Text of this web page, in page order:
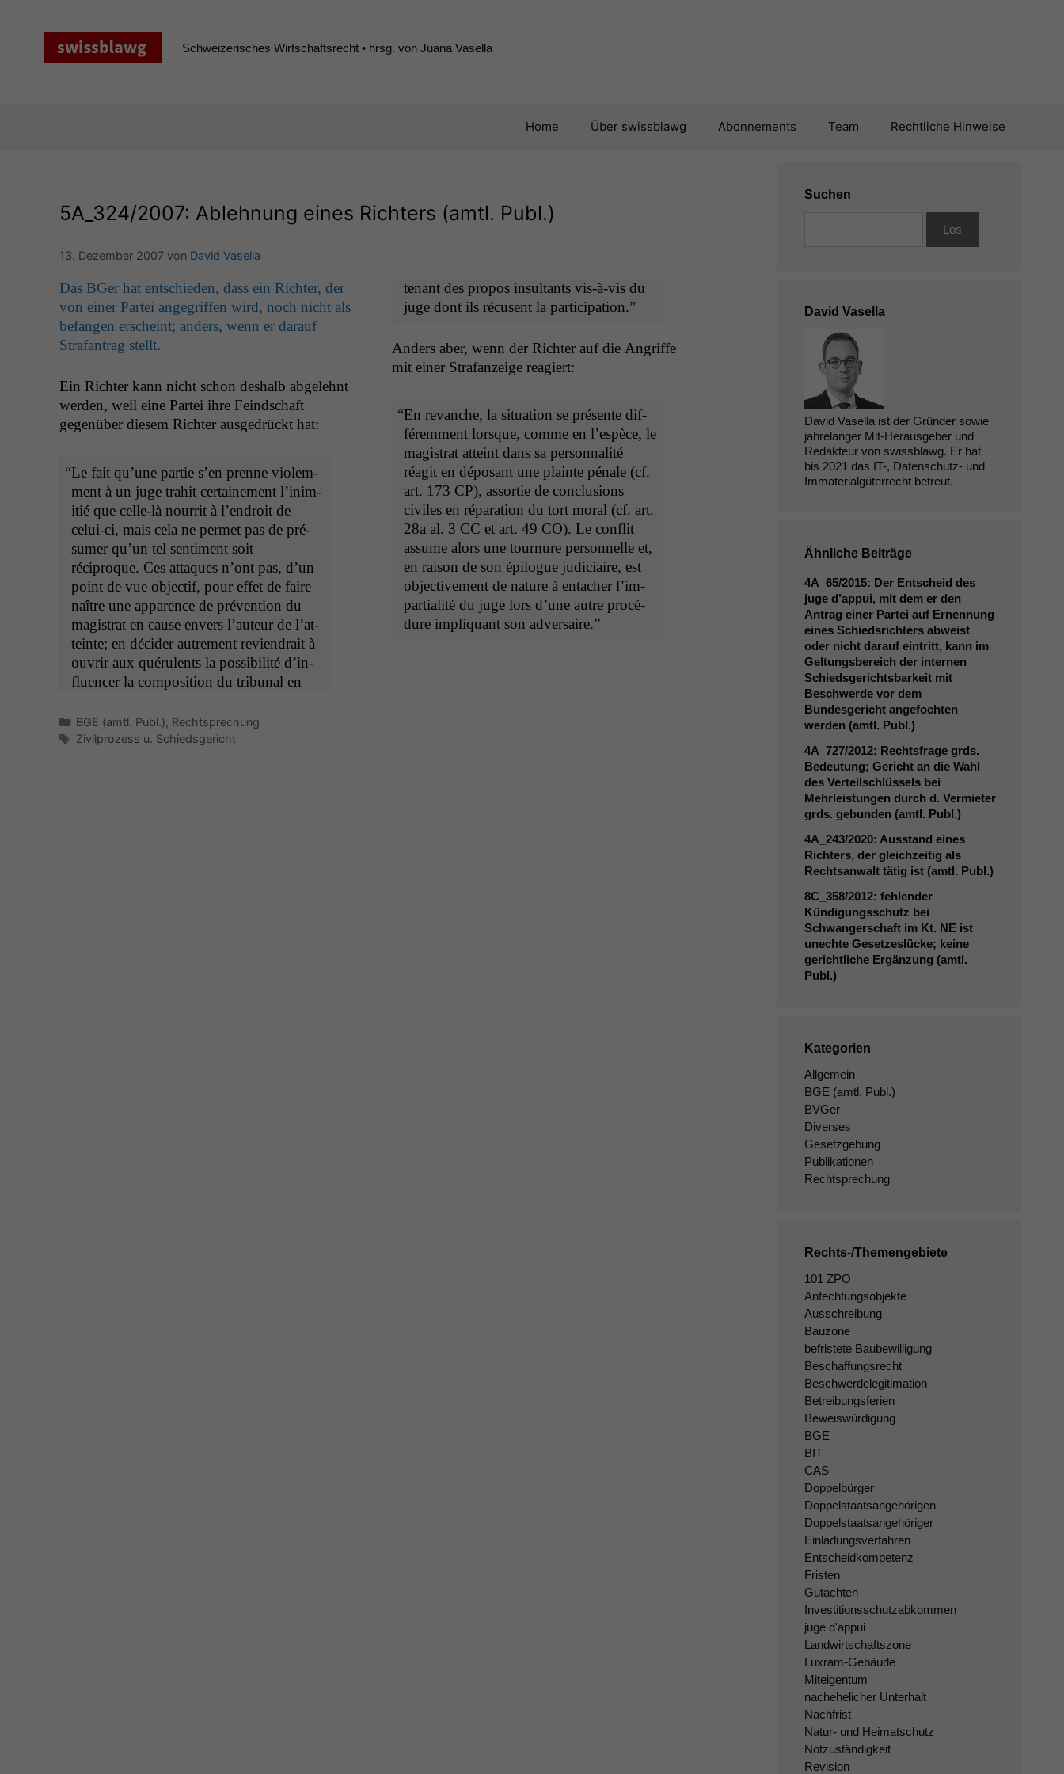
Schweizerisches Wirtschaftsrecht • hrsg. von Juana Vasella
Home Über swissblawg Abonnements Team Rechtliche Hinweise
5A_324/2007: Ablehnung eines Richters (amtl. Publ.)
13. Dezember 2007 von David Vasella
Das BGer hat entsch­ieden, dass ein Richter, der
von ein­er Partei ange­grif­f­en wird, noch nicht als
befan­gen erscheint; anders, wenn er darauf
Strafantrag stellt.
Ein Richter kann nicht schon deshalb abgelehnt
wer­den, weil eine Partei ihre Feind­schaft
gegenüber diesem Richter aus­ge­drückt hat:
“Le fait qu’une par­tie s’en prenne vio­lem­
ment à un juge trahit cer­taine­ment l’inim­
i­tié que celle-là nour­rit à l’en­droit de
celui-ci, mais cela ne per­met pas de pré­
sumer qu’un tel sen­ti­ment soit
réciproque. Ces attaques n’ont pas, d’un
point de vue objec­tif, pour effet de faire
naître une apparence de préven­tion du
mag­is­trat en cause envers l’au­teur de l’at­
teinte; en décider autrement reviendrait à
ouvrir aux quéru­lents la pos­si­bil­ité d’in­
flu­encer la com­po­si­tion du tri­bunal en
ten­ant des pro­pos insul­tants vis-à-vis du
juge dont ils récusent la participation.”
Anders aber, wenn der Richter auf die Angriffe
mit ein­er Strafanzeige reagiert:
“En revanche, la sit­u­a­tion se présente dif­
férem­ment lorsque, comme en l’e­spèce, le
mag­is­trat atteint dans sa per­son­nal­ité
réag­it en déposant une plainte pénale (cf.
art. 173 CP), assor­tie de con­clu­sions
civiles en répa­ra­tion du tort moral (cf. art.
28a al. 3 CC et art. 49 CO). Le con­flit
assume alors une tour­nure per­son­nelle et,
en rai­son de son épi­logue judi­ci­aire, est
objec­tive­ment de nature à entach­er l’im­
par­tial­ité du juge lors d’une autre procé­
dure impli­quant son adversaire.”
Kategorien
BGE (amtl. Publ.), Rechtsprechung
Schlagwörter
Zivilprozess u. Schiedsgericht
Suchen
David Vasella
David Vasella ist der Gründer sowie
jahrelanger Mit-Herausgeber und
Redakteur von swissblawg. Er hat
bis 2021 das IT-, Datenschutz- und
Immaterialgüterrecht betreut.
Ähnliche Beiträge
4A_65/2015: Der Entscheid des
juge d’appui, mit dem er den
Antrag einer Partei auf Ernennung
eines Schiedsrichters abweist
oder nicht darauf eintritt, kann im
Geltungsbereich der internen
Schiedsgerichtsbarkeit mit
Beschwerde vor dem
Bundesgericht angefochten
werden (amtl. Publ.)
4A_727/2012: Rechtsfrage grds.
Bedeutung; Gericht an die Wahl
des Verteilschlüssels bei
Mehrleistungen durch d. Vermieter
grds. gebunden (amtl. Publ.)
4A_243/2020: Ausstand eines
Richters, der gleichzeitig als
Rechtsanwalt tätig ist (amtl. Publ.)
8C_358/2012: fehlender
Kündigungsschutz bei
Schwangerschaft im Kt. NEist
unechte Gesetzeslücke; keine
gerichtliche Ergänzung (amtl.
Publ.)
Kategorien
Allgemein
BGE (amtl. Publ.)
BVGer
Diverses
Gesetzgebung
Publikationen
Rechtsprechung
Rechts-/Themengebiete
101 ZPO
Anfechtungsobjekte
Ausschreibung
Bauzone
befristete Baubewilligung
Beschaffungsrecht
Beschwerdelegitimation
Betreibungsferien
Beweiswürdigung
BGE
BIT
CAS
Doppelbürger
Doppelstaatsangehörigen
Doppelstaatsangehöriger
Einladungsverfahren
Entscheidkompetenz
Fristen
Gutachten
Investitionsschutzabkommen
juge d'appui
Landwirtschaftszone
Luxram-Gebäude
Miteigentum
nachehelicher Unterhalt
Nachfrist
Natur- und Heimatschutz
Notzuständigkeit
Revision